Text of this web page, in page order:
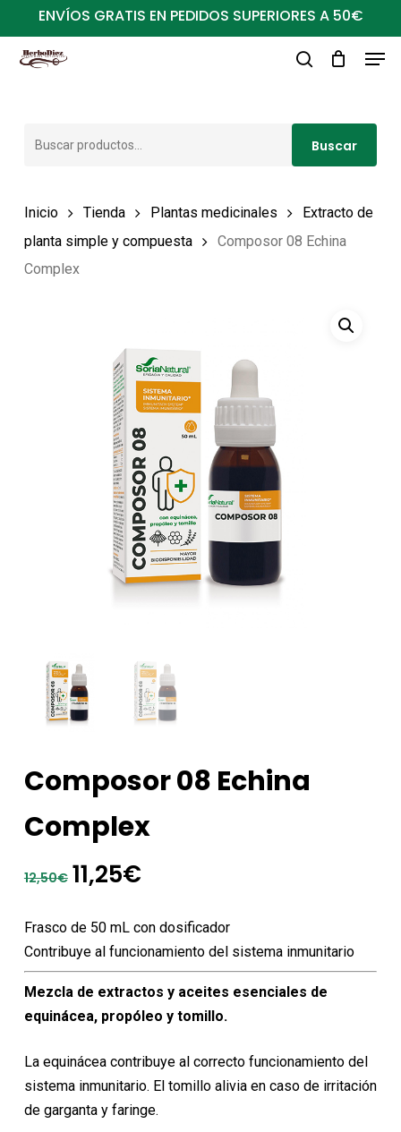
al
contenido
ENVÍOS GRATIS EN PEDIDOS SUPERIORES A 50€
Buscar
Inicio Tienda Plantas medicinales
Extracto de
planta simple y compuesta
Composor 08 Echina
Complex
Composor 08 Echina
Complex
12,50€ El
original
era:
12,50€.
11,25€El
actual
es:
11,25€.
Frasco de 50 mL con dosificador
Contribuye al funcionamiento del sistema inmunitario
Mezcla de extractos y aceites esenciales de
equinácea, propóleo y tomillo.
La equinácea contribuye al correcto funcionamiento del
sistema inmunitario. El tomillo alivia en caso de irritación
de garganta y faringe.
Close